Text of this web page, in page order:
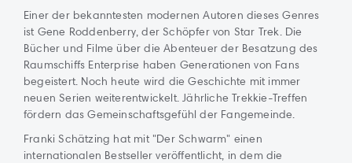
Einer der bekanntesten modernen Autoren dieses Genres
ist Gene Roddenberry, der Schöpfer von Star Trek. Die
Bücher und Filme über die Abenteuer der Besatzung des
Raumschiffs Enterprise haben Generationen von Fans
begeistert. Noch heute wird die Geschichte mit immer
neuen Serien weiterentwickelt. Jährliche Trekkie-Treffen
fördern das Gemeinschaftsgefühl der Fangemeinde.
Franki Schätzing hat mit "Der Schwarm" einen
internationalen Bestseller veröffentlicht, in dem die